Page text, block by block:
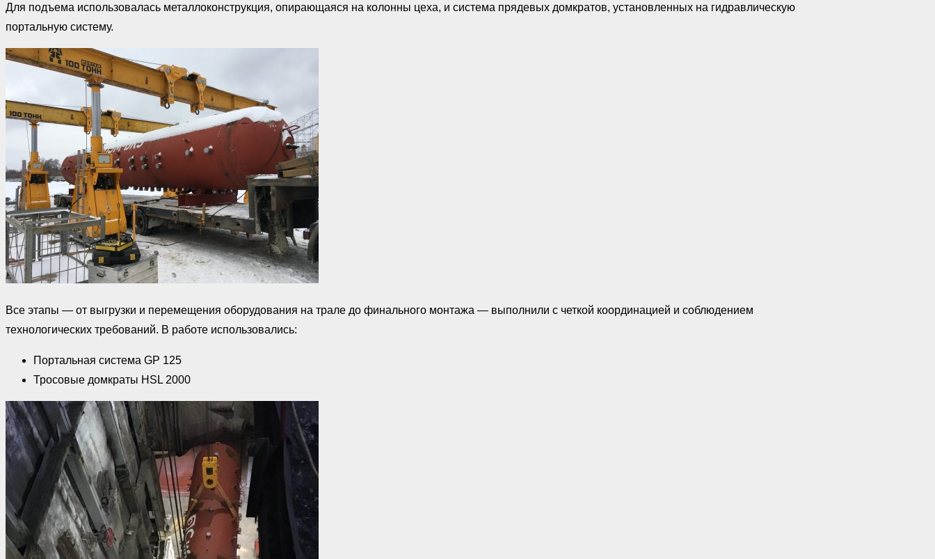
Для подъема использовалась металлоконструкция, опирающаяся на колонны цеха, и система прядевых домкратов, установленных на гидравлическую
портальную систему.
Все этапы — от выгрузки и перемещения оборудования на трале до финального монтажа — выполнили с четкой координацией и соблюдением
технологических требований. В работе использовались:
Портальная система GP 125
Тросовые домкраты HSL 2000